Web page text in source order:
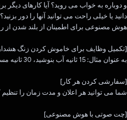
و دوباره به خواب می روید؟ آیا کارهای دیگر
هوش مصنوعی برای اطمینان از بلند شدن از
[تکمیل وظایف برای خاموش کردن زنگ
به عنوان مثال: 15 ثانیه آب بنوشید، 30 ثانیه مسواک بزنید.
[سفارشی کردن هر کار]
شما می توانید هر اعلان و مدت زمان را تنظیم
[چت صوتی با هوش مصنوعی]